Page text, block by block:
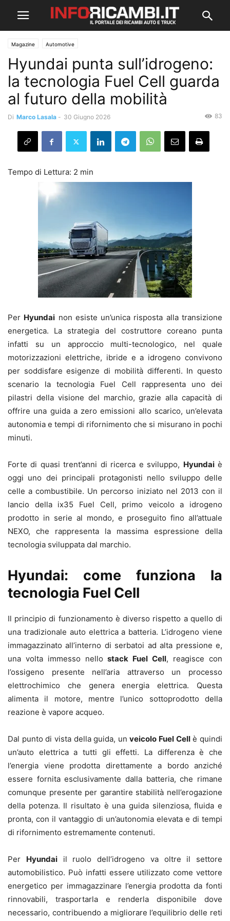
Magazine Automotive
Hyundai punta sull’idrogeno:
la tecnologia Fuel Cell guarda
al futuro della mobilità
Di Marco Lasala - 30 Giugno 2026 83
Per Hyundai non esiste un’unica risposta alla transizione
energetica. La strategia del costruttore coreano punta
infatti su un approccio multi-tecnologico, nel quale
motorizzazioni elettriche, ibride e a idrogeno convivono
per soddisfare esigenze di mobilità differenti. In questo
scenario la tecnologia Fuel Cell rappresenta uno dei
pilastri della visione del marchio, grazie alla capacità di
offrire una guida a zero emissioni allo scarico, un’elevata
autonomia e tempi di rifornimento che si misurano in pochi
minuti.
Forte di quasi trent’anni di ricerca e sviluppo, Hyundaiè
oggi uno dei principali protagonisti nello sviluppo delle
celle a combustibile. Un percorso iniziato nel 2013 con il
lancio della ix35 Fuel Cell, primo veicolo a idrogeno
prodotto in serie al mondo, e proseguito fino all’attuale
NEXO, che rappresenta la massima espressione della
tecnologia sviluppata dal marchio.
Hyundai: come funziona la
tecnologia Fuel Cell
Il principio di funzionamento è diverso rispetto a quello di
una tradizionale auto elettrica a batteria. L’idrogeno viene
immagazzinato all’interno di serbatoi ad alta pressione e,
una volta immesso nello stack Fuel Cell, reagisce con
l’ossigeno presente nell’aria attraverso un processo
elettrochimico che genera energia elettrica. Questa
alimenta il motore, mentre l’unico sottoprodotto della
reazione è vapore acqueo.
Dal punto di vista della guida, unveicolo Fuel Cellè quindi
un’auto elettrica a tutti gli effetti. La differenza è che
l’energia viene prodotta direttamente a bordo anziché
essere fornita esclusivamente dalla batteria, che rimane
comunque presente per garantire stabilità nell’erogazione
della potenza. Il risultato è una guida silenziosa, fluida e
pronta, con il vantaggio di un’autonomia elevata e di tempi
di rifornimento estremamente contenuti.
Per Hyundaiil ruolo dell’idrogeno va oltre il settore
automobilistico. Può infatti essere utilizzato come vettore
energetico per immagazzinare l’energia prodotta da fonti
rinnovabili, trasportarla e renderla disponibile dove
necessario, contribuendo a migliorare l’equilibrio delle reti